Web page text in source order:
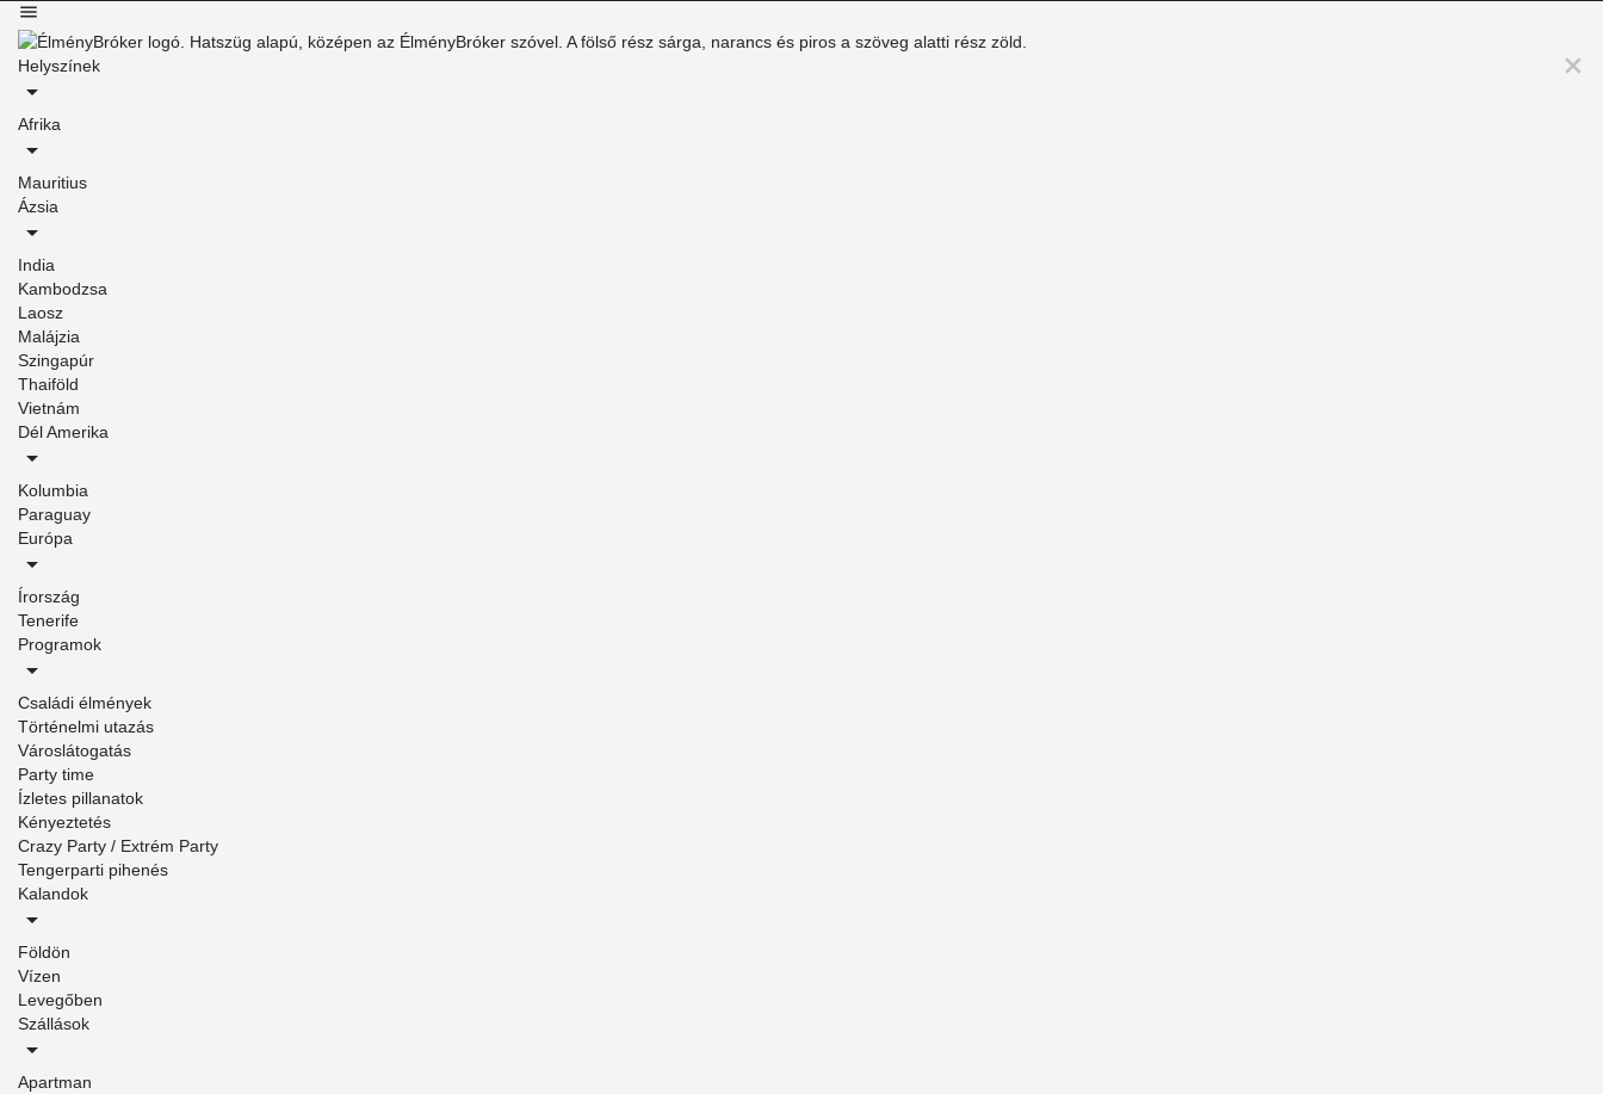
Helyszínek
Afrika
Mauritius
Ázsia
India
Kambodzsa
Laosz
Malájzia
Szingapúr
Thaiföld
Vietnám
Dél Amerika
Kolumbia
Paraguay
Európa
Írország
Tenerife
Programok
Családi élmények
Történelmi utazás
Városlátogatás
Party time
Ízletes pillanatok
Kényeztetés
Crazy Party / Extrém Party
Tengerparti pihenés
Kalandok
Földön
Vízen
Levegőben
Szállások
Apartman